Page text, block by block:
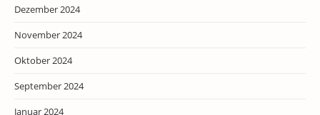
Dezember 2024
November 2024
Oktober 2024
September 2024
Januar 2024